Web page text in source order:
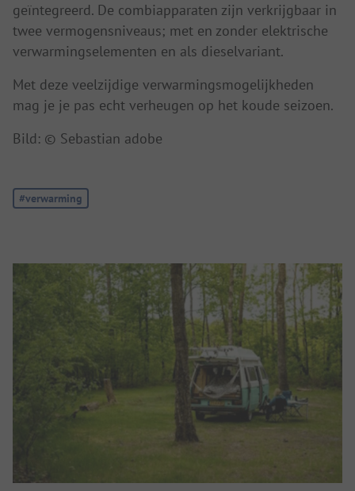
geïntegreerd. De combiapparaten zijn verkrijgbaar in
twee vermogensniveaus; met en zonder elektrische
verwarmingselementen en als dieselvariant.
Met deze veelzijdige verwarmingsmogelijkheden
mag je je pas echt verheugen op het koude seizoen.
Bild: © Sebastian adobe
Tag:
#verwarming